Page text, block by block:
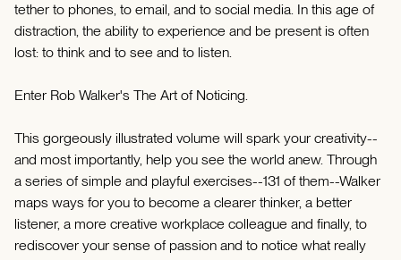
tether to phones, to email, and to social media. In this age of
distraction, the ability to experience and be present is often
lost: to think and to see and to listen.
Enter Rob Walker's The Art of Noticing.
This gorgeously illustrated volume will spark your creativity--
and most importantly, help you see the world anew. Through
a series of simple and playful exercises--131 of them--Walker
maps ways for you to become a clearer thinker, a better
listener, a more creative workplace colleague and finally, to
rediscover your sense of passion and to notice what really